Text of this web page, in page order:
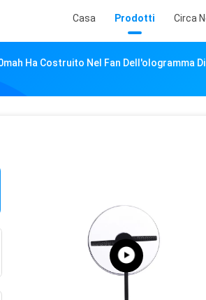
Casa Prodotti Circa
Ha Costruito Nel Fan Dell'ologramma